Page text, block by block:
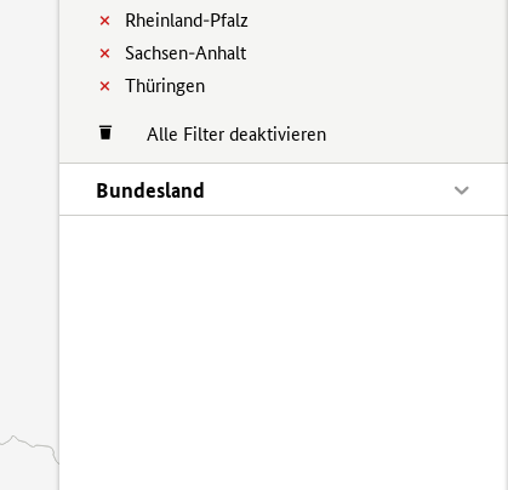
Rheinland-Pfalz
Sachsen-Anhalt
Thüringen
Alle Filter deaktivieren
Bundesland